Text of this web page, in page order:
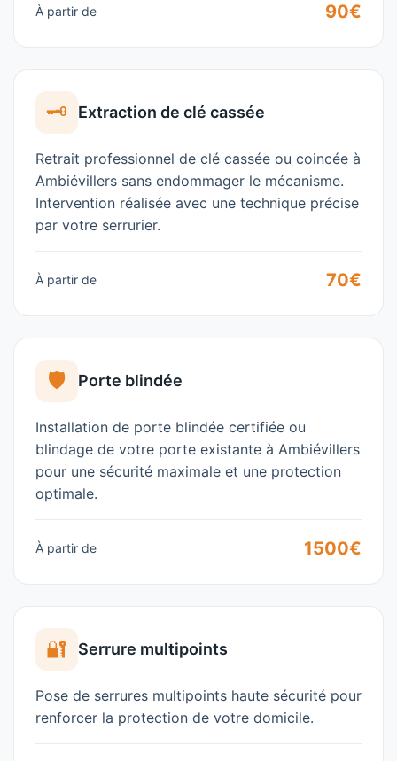
À partir de 90€
🗝️ Extraction de clé cassée
Retrait professionnel de clé cassée ou coincée à
Ambiévillers sans endommager le mécanisme.
Intervention réalisée avec une technique précise
par votre serrurier.
À partir de 70€
🛡️ Porte blindée
Installation de porte blindée certifiée ou
blindage de votre porte existante à Ambiévillers
pour une sécurité maximale et une protection
optimale.
À partir de 1500€
🔐 Serrure multipoints
Pose de serrures multipoints haute sécurité pour
renforcer la protection de votre domicile.